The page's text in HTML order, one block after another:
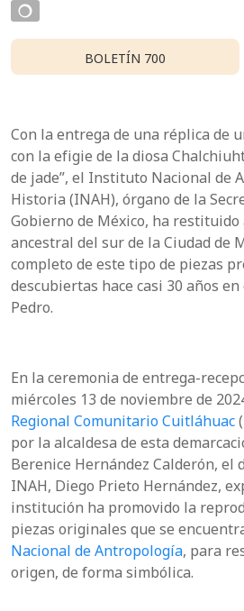
BOLETÍN 700
Con la entrega de una réplica de
con la efigie de la diosa
de jade”, el Instituto Nacional de
Historia (INAH), órgano de la
Gobierno de México, ha
ancestral del sur de la Ciudad de
completo de este tipo de piezas
descubiertas hace casi 30 años
Pedro.
En la ceremonia de entrega-
miércoles 13 de noviembre de
Regional Comunitario Cuitláhuac
por la alcaldesa de esta
Berenice Hernández Calderón, el
INAH, Diego Prieto Hernández,
institución ha promovido la
piezas originales que se
Nacional de Antropología, para
origen, de forma simbólica.